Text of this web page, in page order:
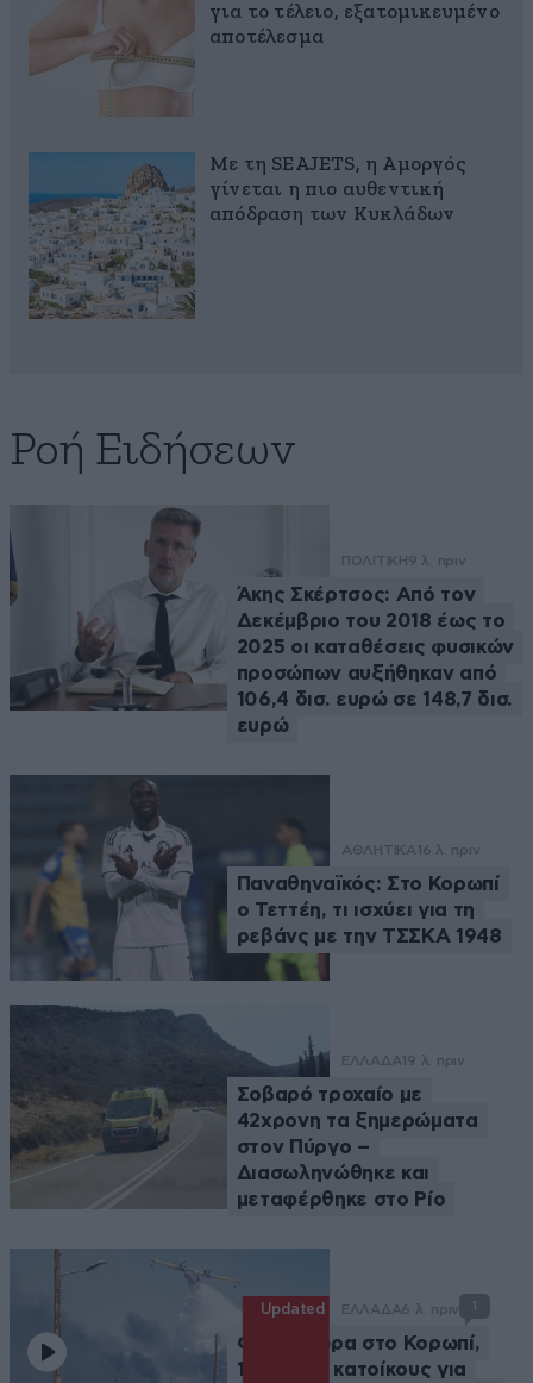
για το τέλειο, εξατομικευμένο
αποτέλεσμα
Με τη SEAJETS, η Αμοργός
γίνεται η πιο αυθεντική
απόδραση των Κυκλάδων
Ροή Ειδήσεων
ΠΟΛΙΤΙΚΗ9 λ. πριν
Άκης Σκέρτσος: Από τον
Δεκέμβριο του 2018 έως το
2025 οι καταθέσεις φυσικών
προσώπων αυξήθηκαν από
106,4 δισ. ευρώ σε 148,7 δισ.
ευρώ
ΑΘΛΗΤΙΚΑ 16 λ. πριν
Παναθηναϊκός: Στο Κορωπί
ο Τεττέη, τι ισχύει για τη
ρεβάνς με την ΤΣΣΚΑ 1948
ΕΛΛΑΔΑ 19 λ. πριν
Σοβαρό τροχαίο με
42χρονη τα ξημερώματα
στον Πύργο –
Διασωληνώθηκε και
μεταφέρθηκε στο Ρίο
Updated ΕΛΛΑΔΑ6 λ. πριν 1
Φωτιά τώρα στο Κορωπί,
112 στους κατοίκους για